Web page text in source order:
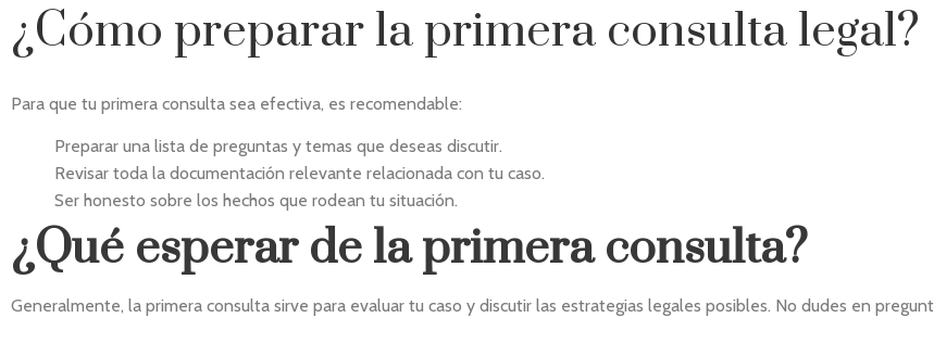
¿Cómo preparar la primera consulta legal?
Para que tu primera consulta sea efectiva, es recomendable:
Preparar una lista de preguntas y temas que deseas discutir.
Revisar toda la documentación relevante relacionada con tu caso.
Ser honesto sobre los hechos que rodean tu situación.
¿Qué esperar de la primera consulta?
Generalmente, la primera consulta sirve para evaluar tu caso y discutir las estrategias legales posibles. No dudes en